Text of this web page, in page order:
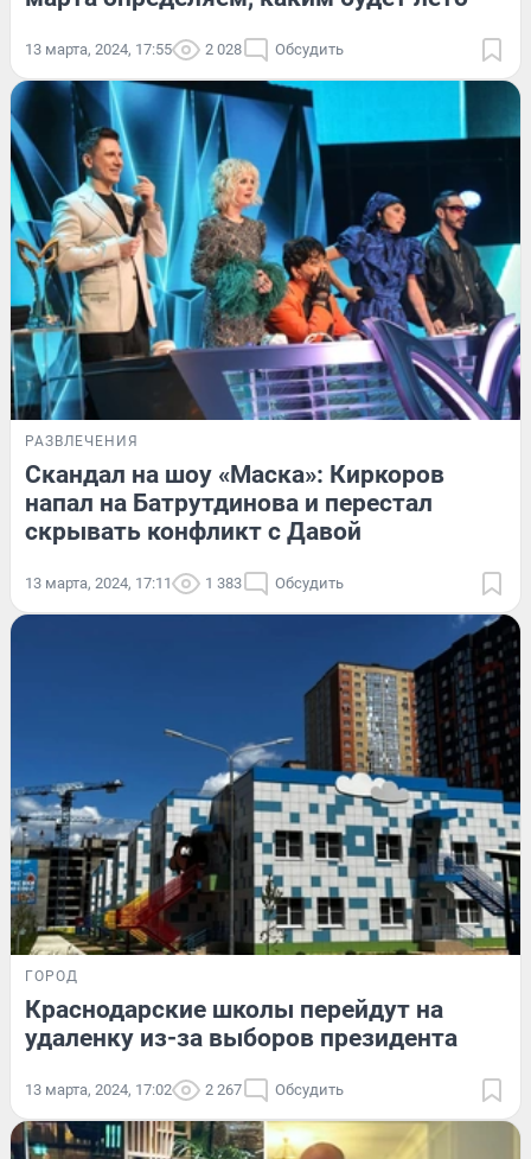
13 марта, 2024, 17:55 2 028 Обсудить
РАЗВЛЕЧЕНИЯ
Скандал на шоу «Маска»: Киркоров
напал на Батрутдинова и перестал
скрывать конфликт с Давой
13 марта, 2024, 17:11 1 383 Обсудить
ГОРОД
Краснодарские школы перейдут на
удаленку из-за выборов президента
13 марта, 2024, 17:02 2 267 Обсудить